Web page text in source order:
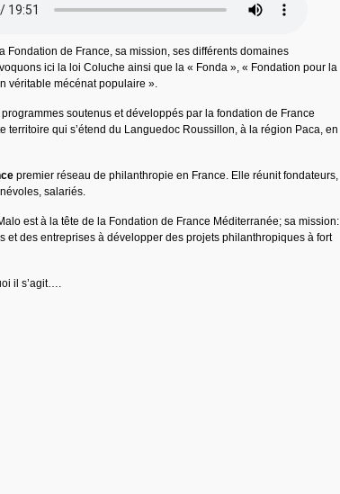
Fondation de France, sa mission, ses différents domaines
ici la loi Coluche ainsi que la « Fonda », « Fondation pour la
véritable mécénat populaire ».
soutenus et développés par la fondation de France
territoire qui s’étend du Languedoc Roussillon, à la région Paca, en
premier réseau de philanthropie en France. Elle réunit fondateurs,
salariés.
est à la tête de la Fondation de France Méditerranée; sa mission:
et des entreprises à développer des projets philanthropiques à fort
il s’agit….